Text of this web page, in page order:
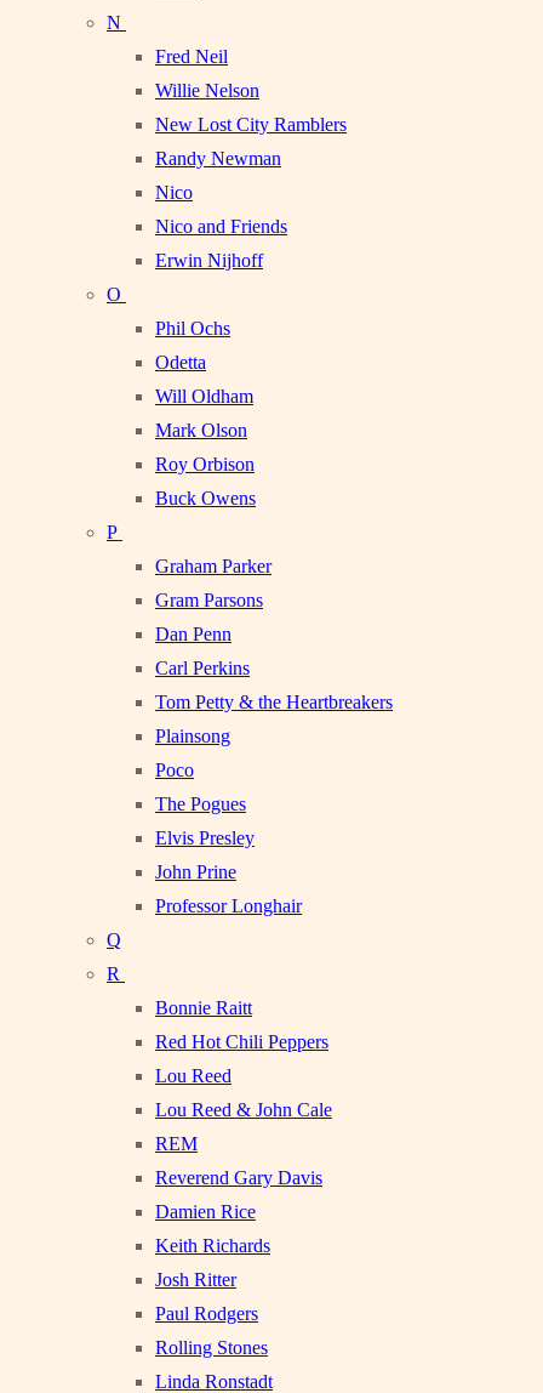
N
Fred Neil
Willie Nelson
New Lost City Ramblers
Randy Newman
Nico
Nico and Friends
Erwin Nijhoff
O
Phil Ochs
Odetta
Will Oldham
Mark Olson
Roy Orbison
Buck Owens
P
Graham Parker
Gram Parsons
Dan Penn
Carl Perkins
Tom Petty & the Heartbreakers
Plainsong
Poco
The Pogues
Elvis Presley
John Prine
Professor Longhair
Q
R
Bonnie Raitt
Red Hot Chili Peppers
Lou Reed
Lou Reed & John Cale
REM
Reverend Gary Davis
Damien Rice
Keith Richards
Josh Ritter
Paul Rodgers
Rolling Stones
Linda Ronstadt